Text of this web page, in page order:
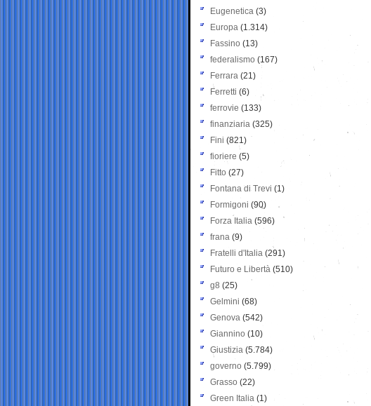
Eugenetica (3)
Europa (1.314)
Fassino (13)
federalismo (167)
Ferrara (21)
Ferretti (6)
ferrovie (133)
finanziaria (325)
Fini (821)
fioriere (5)
Fitto (27)
Fontana di Trevi (1)
Formigoni (90)
Forza Italia (596)
frana (9)
Fratelli d'Italia (291)
Futuro e Libertà (510)
g8 (25)
Gelmini (68)
Genova (542)
Giannino (10)
Giustizia (5.784)
governo (5.799)
Grasso (22)
Green Italia (1)